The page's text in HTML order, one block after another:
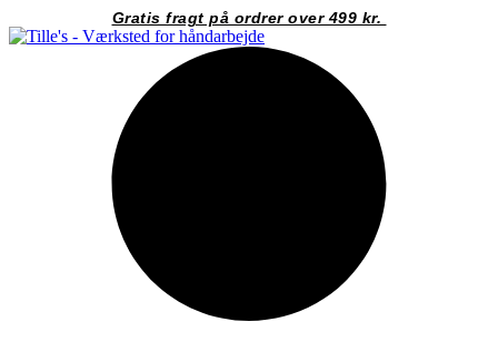
til
Gratis fragt på ordrer over 499 kr.